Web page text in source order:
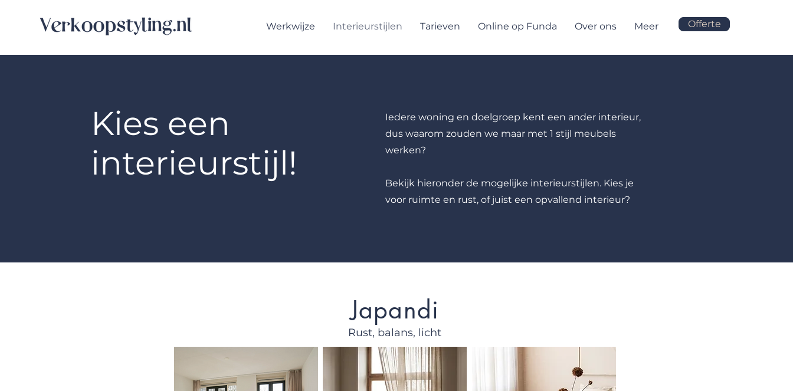
Werkwijze Interieurstijlen Tarieven Online op Funda Over ons Meer Offerte
Kies een
interieurstijl!
Iedere woning en doelgroep kent een ander interieur,
dus waarom zouden we maar met 1 stijl meubels
werken?
Bekijk hieronder de mogelijke interieurstijlen. Kies je
voor ruimte en rust, of juist een opvallend interieur?
Japandi
Rust, balans, licht